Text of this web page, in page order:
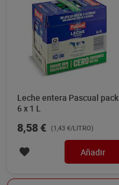
Leche entera Pascual pack
6 x 1 L
8,58 € (1,43 €/LITRO)
Añadir